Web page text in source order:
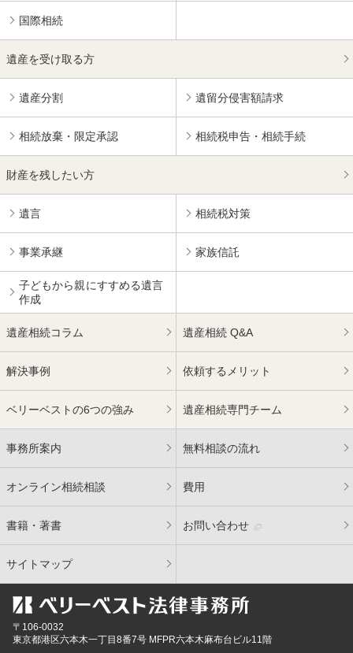
国際相続
遺産を受け取る方
遺産分割 遺留分侵害額請求
相続放棄・限定承認 相続税申告・相続手続
財産を残したい方
遺言 相続税対策
事業承継 家族信託
子どもから親にすすめる遺言
作成
遺産相続コラム 遺産相続 Q&A
解決事例 依頼するメリット
ベリーベストの6つの強み 遺産相続専門チーム
事務所案内 無料相談の流れ
オンライン相続相談 費用
書籍・著書 お問い合わせ
サイトマップ
〒106-0032
東京都港区六本木一丁目8番7号 MFPR六本木麻布台ビル11階